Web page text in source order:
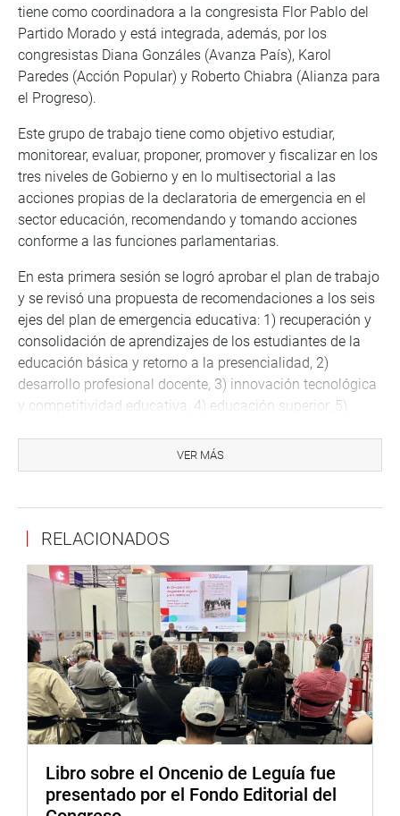
tiene como coordinadora a la congresista Flor Pablo del
Partido Morado y está integrada, además, por los
congresistas Diana Gonzáles (Avanza País), Karol
Paredes (Acción Popular) y Roberto Chiabra (Alianza para
el Progreso).
Este grupo de trabajo tiene como objetivo estudiar,
monitorear, evaluar, proponer, promover y fiscalizar en los
tres niveles de Gobierno y en lo multisectorial a las
acciones propias de la declaratoria de emergencia en el
sector educación, recomendando y tomando acciones
conforme a las funciones parlamentarias.
En esta primera sesión se logró aprobar el plan de trabajo
y se revisó una propuesta de recomendaciones a los seis
ejes del plan de emergencia educativa: 1) recuperación y
consolidación de aprendizajes de los estudiantes de la
educación básica y retorno a la presencialidad, 2)
desarrollo profesional docente, 3) innovación tecnológica
y competitividad educativa, 4) educación superior, 5)
afroperuanas y personas con discapacidad, y 6)
descentralización.
Estas recomendaciones serán alcanzadas próximamente
al Ministerio de Educación.
Lima, 15 de setiembre de 2021
DESPACHO CONGRESAL
VER MÁS
RELACIONADOS
Libro sobre el Oncenio de Leguía fue
presentado por el Fondo Editorial del